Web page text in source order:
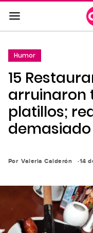
Saltar
al
contenido
la
navegación
principal
Humor
15
arruinaron
platillos;
Por Valeria Calderón 14